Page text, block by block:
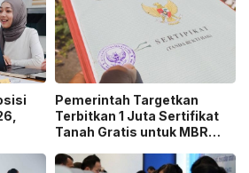
Pemerintah Targetkan
Terbitkan 1 Juta Sertifikat
Tanah Gratis untuk MBR